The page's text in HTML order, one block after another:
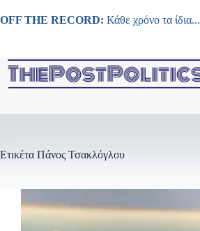
στο
OFF THE RECORD: Κάθε χρόνο τα ίδια...
Ετικέτα Πάνος Τσακλόγλου